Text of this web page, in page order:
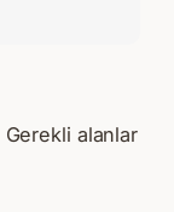
Gerekli alanlar